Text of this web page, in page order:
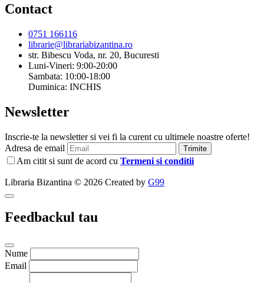
Contact
0751 166116
librarie@librariabizantina.ro
str. Bibescu Voda, nr. 20, Bucuresti
Luni-Vineri: 9:00-20:00
Sambata: 10:00-18:00
Duminica: INCHIS
Newsletter
Inscrie-te la newsletter si vei fi la curent cu ultimele noastre oferte!
Adresa de email
Trimite
Am citit si sunt de acord cu Termeni si conditii
Libraria Bizantina © 2026 Created by G99
Feedbackul tau
Nume
Email